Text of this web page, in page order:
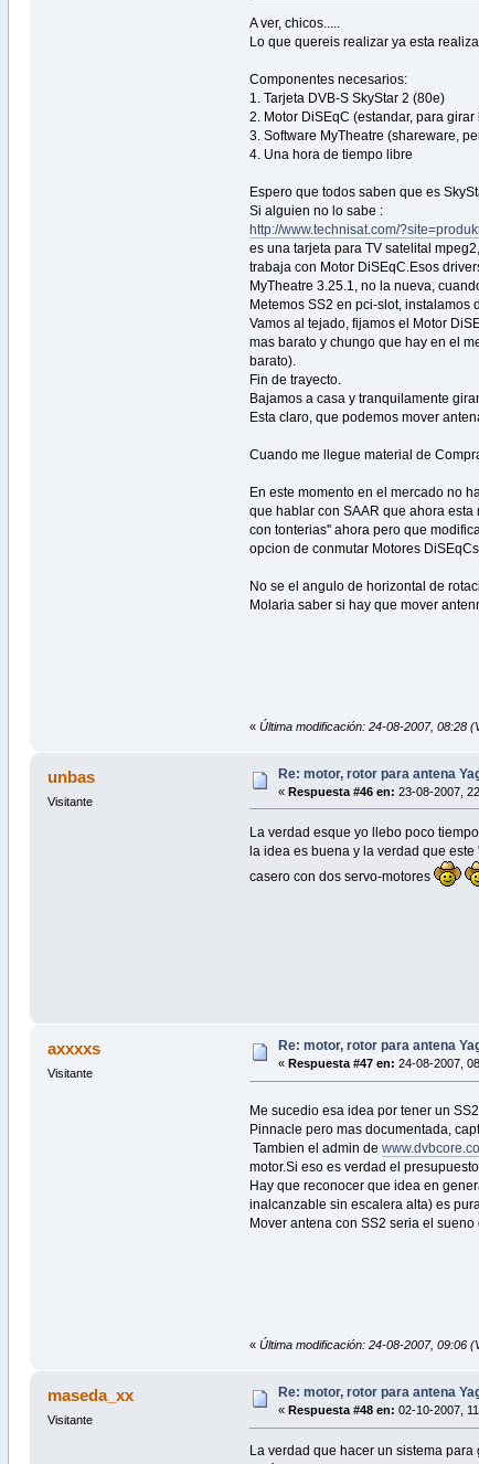
A ver, chicos.....
Lo que quereis realizar ya esta
Componentes necesarios:
1. Tarjeta DVB-S SkyStar 2 (80e)
2. Motor DiSEqC (estandar, para
3. Software MyTheatre (shareware,
4. Una hora de tiempo libre
Espero que todos saben que es
Si alguien no lo sabe :
http://www.technisat.com/
es una tarjeta para TV satelital
trabaja con Motor DiSEqC.Esos
MyTheatre 3.25.1, no la nueva,
Metemos SS2 en pci-slot, instalamos
Vamos al tejado, fijamos el Motor
mas barato y chungo que hay en el
barato).
Fin de trayecto.
Bajamos a casa y tranquilamente
Esta claro, que podemos mover
Cuando me llegue material de
En este momento en el mercado no
que hablar con SAAR que ahora
con tonterias'' ahora pero que
opcion de conmutar Motores
No se el angulo de horizontal de
Molaria saber si hay que mover
«Última modificación: 24-08-2007, 08:28
unbas
Visitante
Re: motor, rotor para antena
« Respuesta #46 en: 23-08-2007,
La verdad esque yo llebo poco
la idea es buena y la verdad que
casero con dos servo-motores
axxxxs
Visitante
Re: motor, rotor para antena
« Respuesta #47 en: 24-08-2007,
Me sucedio esa idea por tener un
Pinnacle pero mas documentada,
Tambien el admin de
motor.Si eso es verdad el
Hay que reconocer que idea en
inalcanzable sin escalera alta) es
Mover antena con SS2 seria el
«Última modificación: 24-08-2007, 09:06
maseda_xx
Visitante
Re: motor, rotor para antena
« Respuesta #48 en: 02-10-2007,
La verdad que hacer un sistema